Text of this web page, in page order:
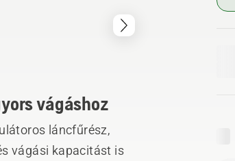
vágáshoz
láncfűrész,
vágási kapacitást is